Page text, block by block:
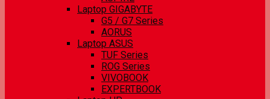
Laptop GIGABYTE
G5 / G7 Series
AORUS
Laptop ASUS
TUF Series
ROG Series
VIVOBOOK
EXPERTBOOK